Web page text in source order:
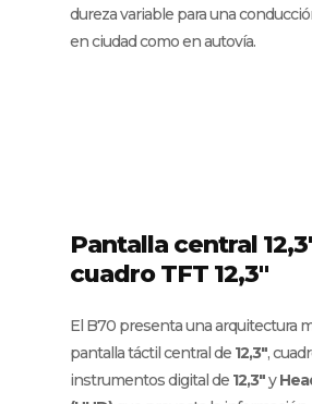
dureza variable para una
en ciudad como en autovía.
Pantalla central
cuadro TFT 12,3"
El B70 presenta una arquitectura
pantalla táctil central de 12,3″,
instrumentos digital de 12,3″y